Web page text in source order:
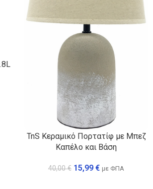
TnS Κεραμικό Πορτατίφ με Μπεζ
Καπέλο και Βάση
40,00€ 15,99€ με ΦΠΑ